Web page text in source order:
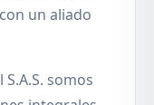
un aliado
somos